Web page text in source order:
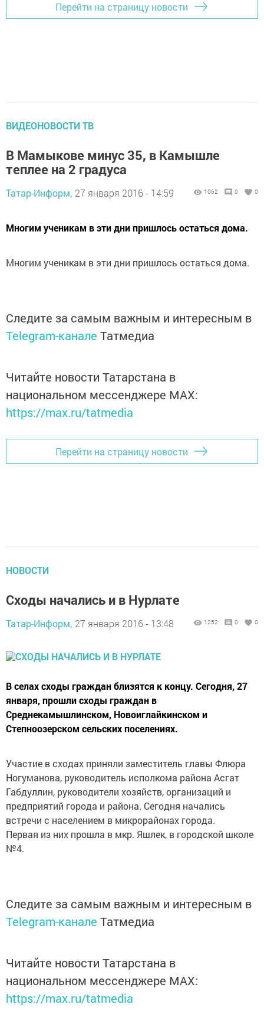
Перейти на страницу новости
ВИДЕОНОВОСТИ ТВ
В Мамыкове минус 35, в Камышле
теплее на 2 градуса
Татар-Информ, 27 января 2016 - 14:59 1062 0 0
Многим ученикам в эти дни пришлось остаться дома.
Многим ученикам в эти дни пришлось остаться дома.
Следите за самым важным и интересным в
Telegram-канале Татмедиа
Читайте новости Татарстана в
национальном мессенджере MАХ:
https://max.ru/tatmedia
Перейти на страницу новости
НОВОСТИ
Сходы начались и в Нурлате
Татар-Информ, 27 января 2016 - 13:48 1252 0 0
В селах сходы граждан близятся к концу. Сегодня, 27
января, прошли сходы граждан в
Среднекамышлинском, Новоиглайкинском и
Степноозерском сельских поселениях.
Участие в сходах приняли заместитель главы Флюра
Ногуманова, руководитель исполкома района Асгат
Габдуллин, руководители хозяйств, организаций и
предприятий города и района. Сегодня начались
встречи с населением в микрорайонах города.
Первая из них прошла в мкр. Яшлек, в городской школе
№4.
Следите за самым важным и интересным в
Telegram-канале Татмедиа
Читайте новости Татарстана в
национальном мессенджере MАХ:
https://max.ru/tatmedia